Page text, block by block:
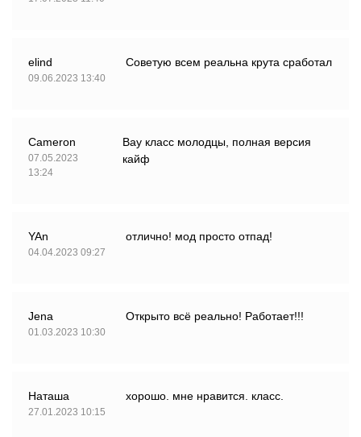
elind
09.06.2023 13:40
Советую всем реальна крута сработал
Cameron
07.05.2023
13:24
Вау класс молодцы, полная версия
кайф
YAn
04.04.2023 09:27
отлично! мод просто отпад!
Jena
01.03.2023 10:30
Открыто всё реально! Работает!!!
Наташа
27.01.2023 10:15
хорошо. мне нравится. класс.